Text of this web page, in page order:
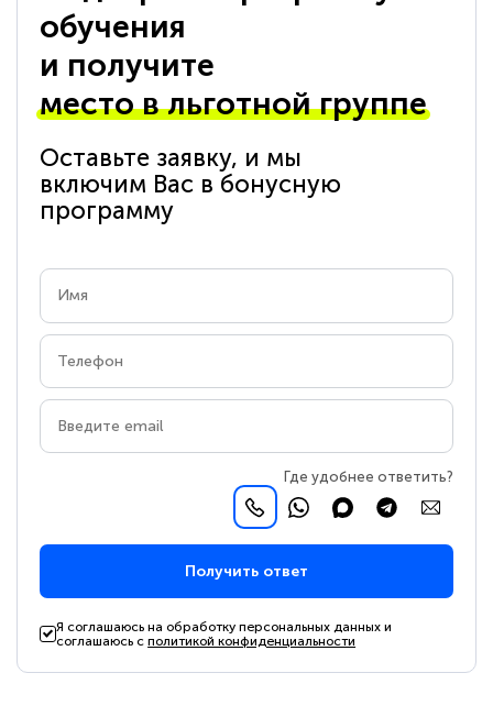
обучения
и получите
место в льготной группе
Оставьте заявку, и мы
включим Вас в бонусную
программу
Где удобнее ответить?
Получить ответ
Я соглашаюсь на обработку персональных данных и
соглашаюсь сполитикой конфиденциальности